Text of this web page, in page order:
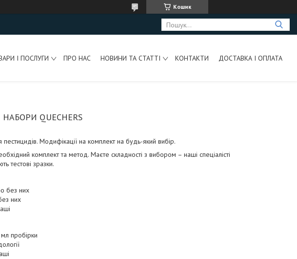
Кошик
І ПОСЛУГИ ПРО НАС НОВИНИ ТА СТАТТІ КОНТАКТИ ДОСТАВКА І ОПЛАТА
НАБОРИ QUECHERS
Модифікації на комплект на будь-який вибір.
комплект та метод. Маєте складності з вибором – наші спеціалісті
тестові зразки.
без них
них
пробірки